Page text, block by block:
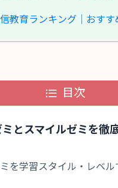
教育ランキング｜おす
目次
とスマイルゼミを徹
を学習スタイル・レベ